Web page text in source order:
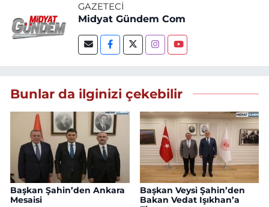
GAZETECI
Midyat Gündem Com
Bunlar da ilginizi çekebilir
Başkan Şahin’den Ankara
Mesaisi
Başkan Veysi Şahin’den
Bakan Vedat Işıkhan’a